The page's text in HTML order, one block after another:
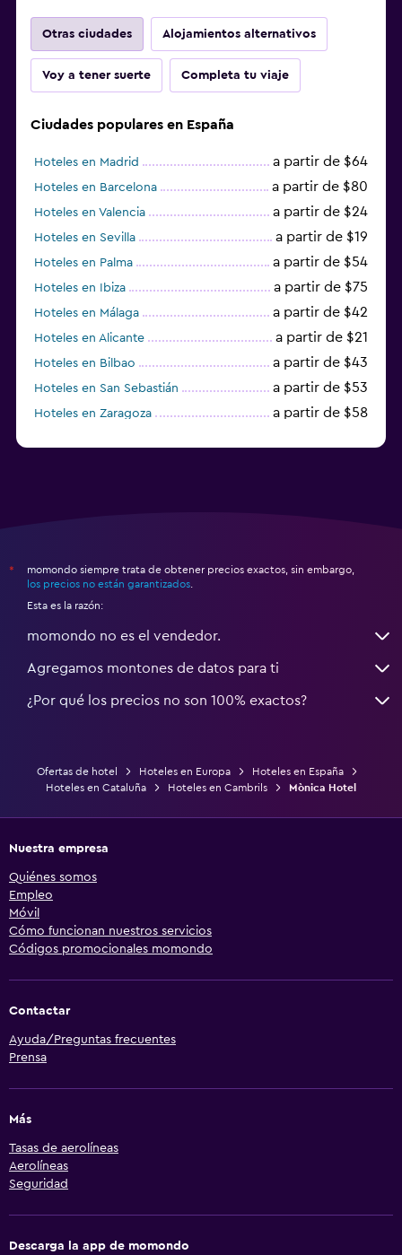
Otras ciudades Alojamientos alternativos
Voy a tener suerte Completa tu viaje
Ciudades populares en España
Hoteles en Madrid a partir de $64
Hoteles en Barcelona a partir de $80
Hoteles en Valencia a partir de $24
Hoteles en Sevilla a partir de $19
Hoteles en Palma a partir de $54
Hoteles en Ibiza a partir de $75
Hoteles en Málaga a partir de $42
Hoteles en Alicante a partir de $21
Hoteles en Bilbao a partir de $43
Hoteles en San Sebastián a partir de $53
Hoteles en Zaragoza a partir de $58
*
momondo siempre trata de obtener precios exactos, sin embargo,
los precios no están garantizados
Esta es la razón:
momondo no es el vendedor.
Agregamos montones de datos para ti
¿Por qué los precios no son 100% exactos?
Ofertas de hotel Hoteles en Europa
Hoteles en España
Hoteles en Cataluña
Hoteles en Cambrils Mònica Hotel
Nuestra empresa
Quiénes somos
Empleo
Móvil
Cómo funcionan nuestros servicios
Códigos promocionales momondo
Contactar
Ayuda/Preguntas frecuentes
Prensa
Más
Tasas de aerolíneas
Aerolíneas
Seguridad
Descarga la app de momondo